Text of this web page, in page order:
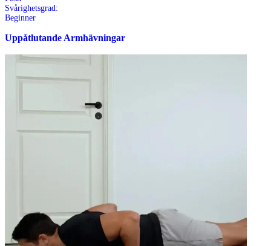
Svårighetsgrad:
Beginner
Uppåtlutande Armhävningar